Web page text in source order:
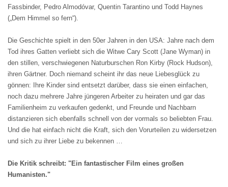
Fassbinder, Pedro Almodóvar, Quentin Tarantino und Todd Haynes
(„Dem Himmel so fern“).
Die Geschichte spielt in den 50er Jahren in den USA: Jahre nach dem
Tod ihres Gatten verliebt sich die Witwe Cary Scott (Jane Wyman) in
den stillen, verschwiegenen Naturburschen Ron Kirby (Rock Hudson),
ihren Gärtner. Doch niemand scheint ihr das neue Liebesglück zu
gönnen: Ihre Kinder sind entsetzt darüber, dass sie einen einfachen,
noch dazu mehrere Jahre jüngeren Arbeiter zu heiraten und gar das
Familienheim zu verkaufen gedenkt, und Freunde und Nachbarn
distanzieren sich ebenfalls schnell von der vormals so beliebten Frau.
Und die hat einfach nicht die Kraft, sich den Vorurteilen zu widersetzen
und sich zu ihrer Liebe zu bekennen …
Die Kritik schreibt: "Ein fantastischer Film eines großen
Humanisten."